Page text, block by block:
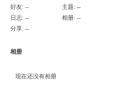
好友: -- 主题: --
日志: -- 相册: --
分享: --
相册
现在还没有相册